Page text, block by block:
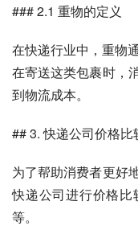
### 2.1 重物的定义
在快递行业中，重物
在寄送这类包裹时，
到物流成本。
## 3. 快递公司价格比
为了帮助消费者更好
快递公司进行价格
等。